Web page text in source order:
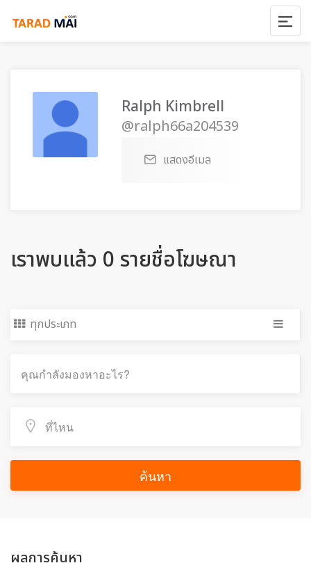
Ralph Kimbrell
@ralph66a204539
แสดงอีเมล
เราพบแล้ว 0 รายชื่อโฆษณา
ทุกประเภท
ค้นหา
ผลการค้นหา